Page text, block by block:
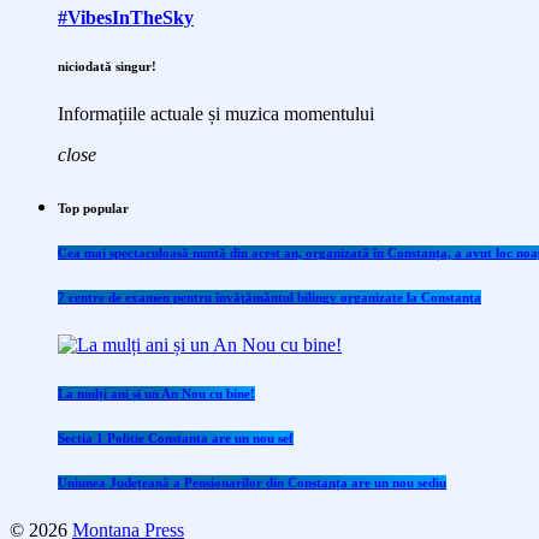
#VibesInTheSky
niciodată singur!
Informațiile actuale și muzica momentului
close
Top popular
Cea mai spectaculoasă nuntă din acest an, organizată în Constanța, a avut loc
7 centre de examen pentru învăţământul bilingv organizate la Constanţa
La mulți ani și un An Nou cu bine!
Sectia 1 Politie Constanta are un nou sef
Uniunea Județeană a Pensionarilor din Constanța are un nou sediu
© 2026 Montana Press